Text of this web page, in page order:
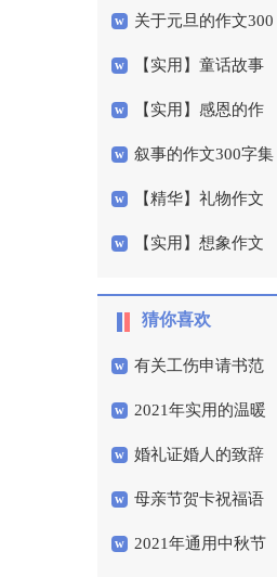
文300字合集五篇
关于元旦的作文300
字3篇【实用】童话故事
作文300字集合8篇
【实用】感恩的作
文600字汇总8篇
叙事的作文300字集
合10篇【精华】礼物作文
300字集锦8篇
【实用】想象作文
猜你喜欢
有关工伤申请书范
文六篇2021年实用的温暖
的晚安心语微信71句
婚礼证婚人的致辞
范文（通用7篇）
母亲节贺卡祝福语
2021年通用中秋节